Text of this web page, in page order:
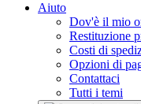
Aiuto
Dov'è il mio
Restituzione
Costi di
Opzioni di
Contattaci
Tutti i temi